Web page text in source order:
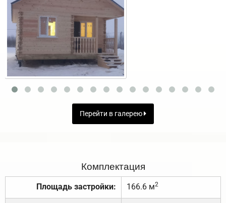
Перейти в галерею
Комплектация
Площадь застройки: 166.6 м2